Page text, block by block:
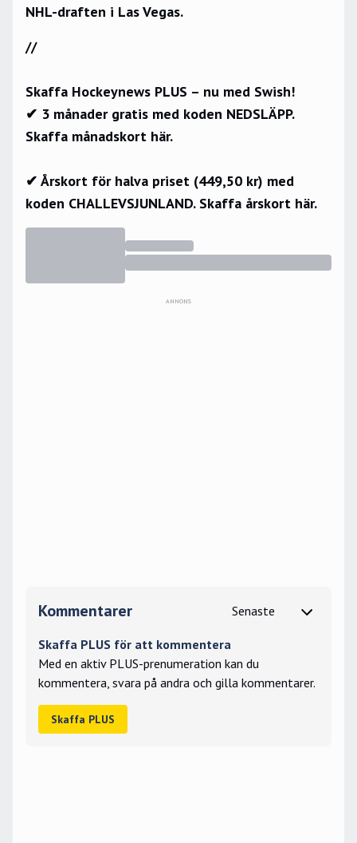
NHL-draften i Las Vegas.
//
Skaffa Hockeynews PLUS – nu med Swish!
✔ 3 månader gratis med koden NEDSLÄPP.
Skaffa månadskort här.
✔ Årskort för halva priset (449,50 kr) med
koden CHALLEVSJUNLAND. Skaffa årskort här.
ANNONS
Kommentarer
Skaffa PLUS för att kommentera
Med en aktiv PLUS-prenumeration kan du
kommentera, svara på andra och gilla kommentarer.
Skaffa PLUS